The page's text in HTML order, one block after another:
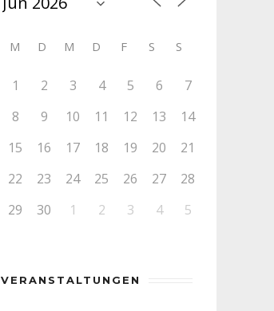
M D M D F S S
1 2 3 4 5 6
7
8
9 10 11 12 13
14
15
16 17 18 19 20
21
22
23 24 25 26 27
28
29
30 1 2 3 4 5
VERANSTALTUNGEN